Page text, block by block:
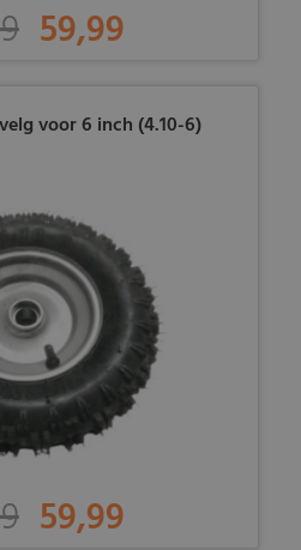
59,99
voor 6 inch (4.10-6)
59,99